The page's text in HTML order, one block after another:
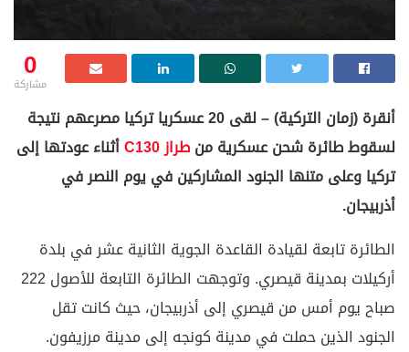
0
مشاركة
أنقرة (زمان التركية) – لقى 20 عسكريا تركيا مصرعهم نتيجة
لسقوط طائرة شحن عسكرية منطراز C130
أثناء عودتها إلى
تركيا وعلى متنها الجنود المشاركين في يوم النصر في
أذربيجان.
الطائرة تابعة لقيادة القاعدة الجوية الثانية عشر في بلدة
أركيلات بمدينة قيصري. وتوجهت الطائرة التابعة للأصول 222
صباح يوم أمس من قيصري إلى أذربيجان، حيث كانت تقل
الجنود الذين حملت في مدينة كونجه إلى مدينة مرزيفون.